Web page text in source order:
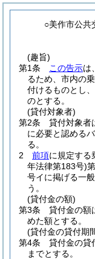
○美作市公共
(趣旨)
第1条
この告示は
るため、市内の
付けるものとし
のとする。
(貸付対象者)
第2条
貸付対象者
に必要と認める
る。
2
前項に規定する
年法律第183号)
号イに掲げる一
う。
(貸付金の額)
第3条
貸付金の額
めた額とする。
(貸付金の貸付期
第4条
貸付金の貸
までとする。